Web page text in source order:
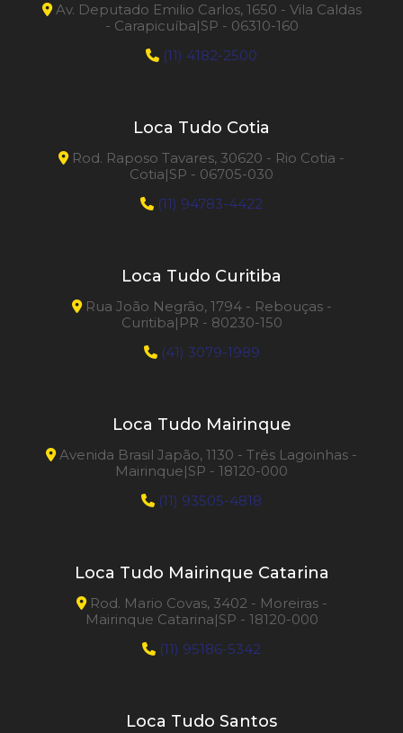
Av. Deputado Emilio Carlos, 1650 - Vila Caldas
- Carapicuíba|SP - 06310-160
(11) 4182-2500
Loca Tudo Cotia
Rod. Raposo Tavares, 30620 - Rio Cotia -
Cotia|SP - 06705-030
(11) 94783-4422
Loca Tudo Curitiba
Rua João Negrão, 1794 - Rebouças -
Curitiba|PR - 80230-150
(41) 3079-1989
Loca Tudo Mairinque
Avenida Brasil Japão, 1130 - Três Lagoinhas -
Mairinque|SP - 18120-000
(11) 93505-4818
Loca Tudo Mairinque Catarina
Rod. Mario Covas, 3402 - Moreiras -
Mairinque Catarina|SP - 18120-000
(11) 95186-5342
Loca Tudo Santos